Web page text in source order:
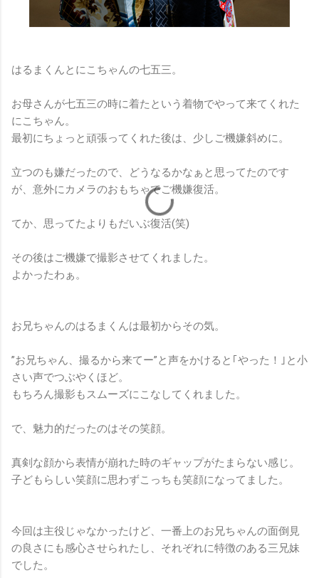
はるまくんとにこちゃんの七五三。
お母さんが七五三の時に着たという着物でやって来てくれた
にこちゃん。
最初にちょっと頑張ってくれた後は、少しご機嫌斜めに。
立つのも嫌だったので、どうなるかなぁと思ってたのです
が、意外にカメラのおもちゃでご機嫌復活。
てか、思ってたよりもだいぶ復活(笑)
その後はご機嫌で撮影させてくれました。
よかったわぁ。
お兄ちゃんのはるまくんは最初からその気。
”お兄ちゃん、撮るから来てー”と声をかけると｢やった！｣と小
さい声でつぶやくほど。
もちろん撮影もスムーズにこなしてくれました。
で、魅力的だったのはその笑顔。
真剣な顔から表情が崩れた時のギャップがたまらない感じ。
子どもらしい笑顔に思わずこっちも笑顔になってました。
今回は主役じゃなかったけど、一番上のお兄ちゃんの面倒見
の良さにも感心させられたし、それぞれに特徴のある三兄妹
でした。